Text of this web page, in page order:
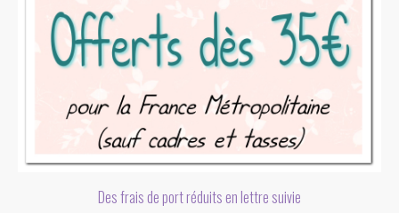
Des frais de port réduits en lettre suivie